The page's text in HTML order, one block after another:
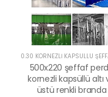
500x220 şeffaf
kornezli kapsüllü altı
üstü renkli branda